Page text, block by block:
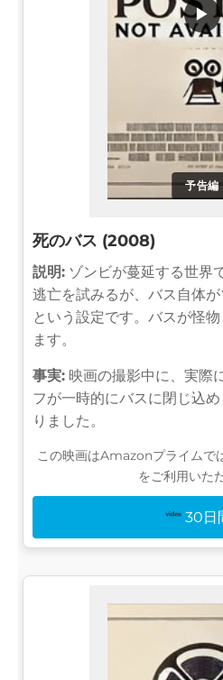
予告編
▶
死のバス (2008)
説明: ゾンビが蔓延する世界
逃亡を試みるが、バス自体
という設定です。バスが怪
ます。
事実: 映画の撮影中に、実際
フが一時的にバスに閉じ込
りました。
この映画はAmazonプライムで
をご利用いた
30日